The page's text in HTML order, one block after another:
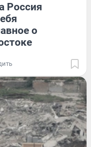
Россия
о